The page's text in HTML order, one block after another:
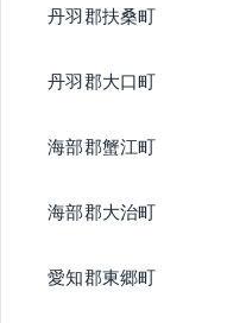
丹羽郡扶桑町
丹羽郡大口町
海部郡蟹江町
海部郡大治町
愛知郡東郷町